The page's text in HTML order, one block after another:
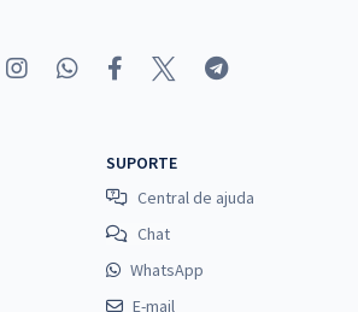
SUPORTE
Central de ajuda
Chat
WhatsApp
E-mail